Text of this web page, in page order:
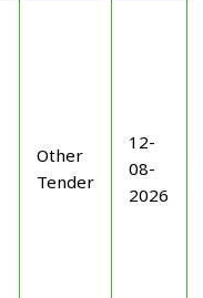
Other
Tender
12-
08-
2026